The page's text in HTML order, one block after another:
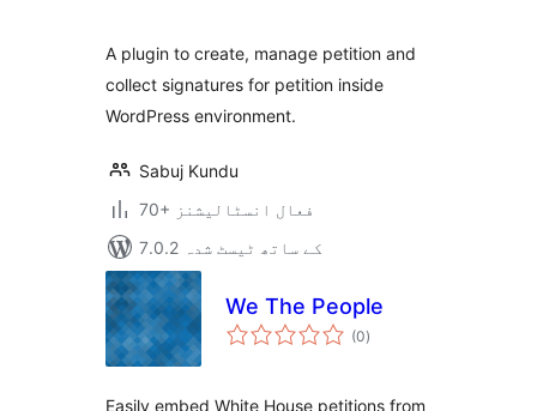
A plugin to create, manage petition and
collect signatures for petition inside
WordPress environment.
Sabuj Kundu
70+ فعال انسٹالیشنز
7.0.2 کے ساتھ ٹیسٹ شدہ
We The People
(0مجموعی
درجہ
)
Easily embed White House petitions from